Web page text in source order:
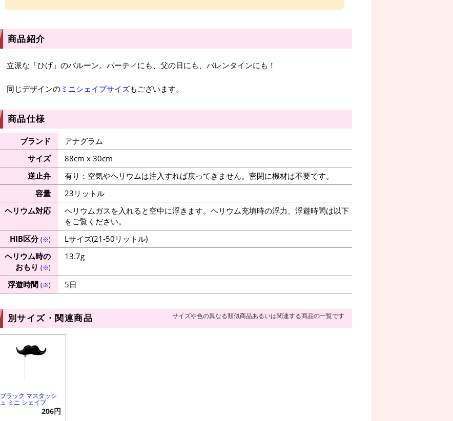
商品紹介
立派な「ひげ」のバルーン。パーティにも、父の日にも、バレンタインにも！
同じデザインのミニシェイプサイズもございます。
商品仕様
ブランド
アナグラム
サイズ
88cm x 30cm
逆止弁
有り：空気やヘリウムは注入すれば戻ってきません。密閉に機材は不要です。
容量
23リットル
ヘリウム対応
ヘリウムガスを入れると空中に浮きます。ヘリウム充填時の浮力、浮遊時間は以下
をご覧ください。
HIB区分(※)
Lサイズ(21-50リットル)
ヘリウム時の
おもり (※)
13.7g
浮遊時間 (※) 5日
別サイズ・関連商品 サイズや色の異なる類似商品あるいは関連する商品の一覧です
ブラック マスタッシ
ュ ミニ シェイプ
206円